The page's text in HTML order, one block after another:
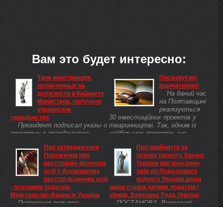
Вам это будет интересно:
Трое иностранцев,
назначенных на
должности в Кабинете
Министров, получили
украинское
гражданство
Президент подписал указы о
принятии в гражданство
граждан, кандидатуры
которых были одобрены
украинским парламентом на
должности в Кабинете
Министров. Об этом
сообщается на официальном
сайте главы государства.
Про затвердження
Положення про
реєстрацію фізичних
осіб у Державному
реєстрі фізичних осіб
- платників податків,
Міністерство фінансів України
Положення регулює
Посмакуємо
індичатиною!
На даний час
на Полтавщині
реалізується
30 інвестиційних проектів у
тваринництві. Так, одним із
найбільших проектів, що
зарубіжного інвестора, є
будівництво на Кобеляччині ...
Про прийняття за
основу проекту Закону
України про внесення
змін до Податкового
кодексу України щодо
зміни ставок деяких податків і
зборів, Верховна Рада України
ПОСТАНОВА Верховної